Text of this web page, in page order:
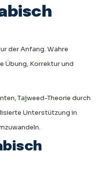
der Anfang. Wahre
Übung, Korrektur und
Tajweed-Theorie durch
Unterstützung in